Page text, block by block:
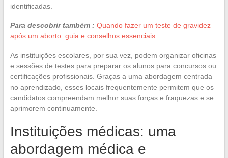
identificadas.
Para descobrir também : Quando fazer um teste de gravidez
após um aborto: guia e conselhos essenciais
As instituições escolares, por sua vez, podem organizar oficinas
e sessões de testes para preparar os alunos para concursos ou
certificações profissionais. Graças a uma abordagem centrada
no aprendizado, esses locais frequentemente permitem que os
candidatos compreendam melhor suas forças e fraquezas e se
aprimorem continuamente.
Instituições médicas: uma
abordagem médica e